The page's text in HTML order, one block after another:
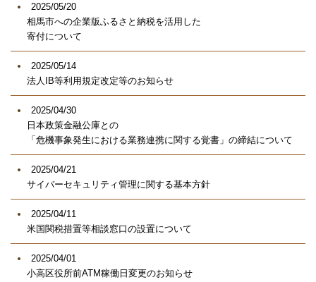
2025/05/20
相馬市への企業版ふるさと納税を活用した
寄付について
2025/05/14
法人IB等利用規定改定等のお知らせ
2025/04/30
日本政策金融公庫との
「危機事象発生における業務連携に関する覚書」の締結について
2025/04/21
サイバーセキュリティ管理に関する基本方針
2025/04/11
米国関税措置等相談窓口の設置について
2025/04/01
小高区役所前ATM稼働日変更のお知らせ